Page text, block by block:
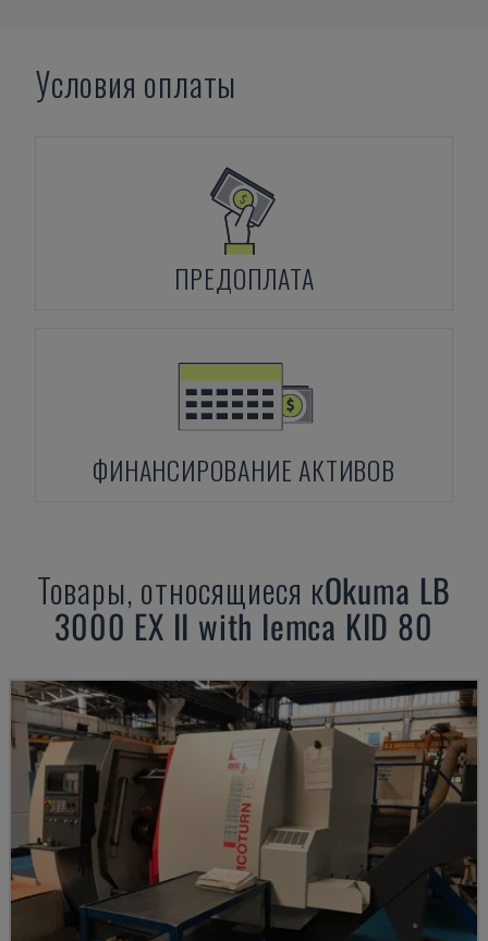
Условия оплаты
ПРЕДОПЛАТА
ФИНАНСИРОВАНИЕ АКТИВОВ
Товары, относящиеся кOkuma LB
3000 EX II with Iemca KID 80